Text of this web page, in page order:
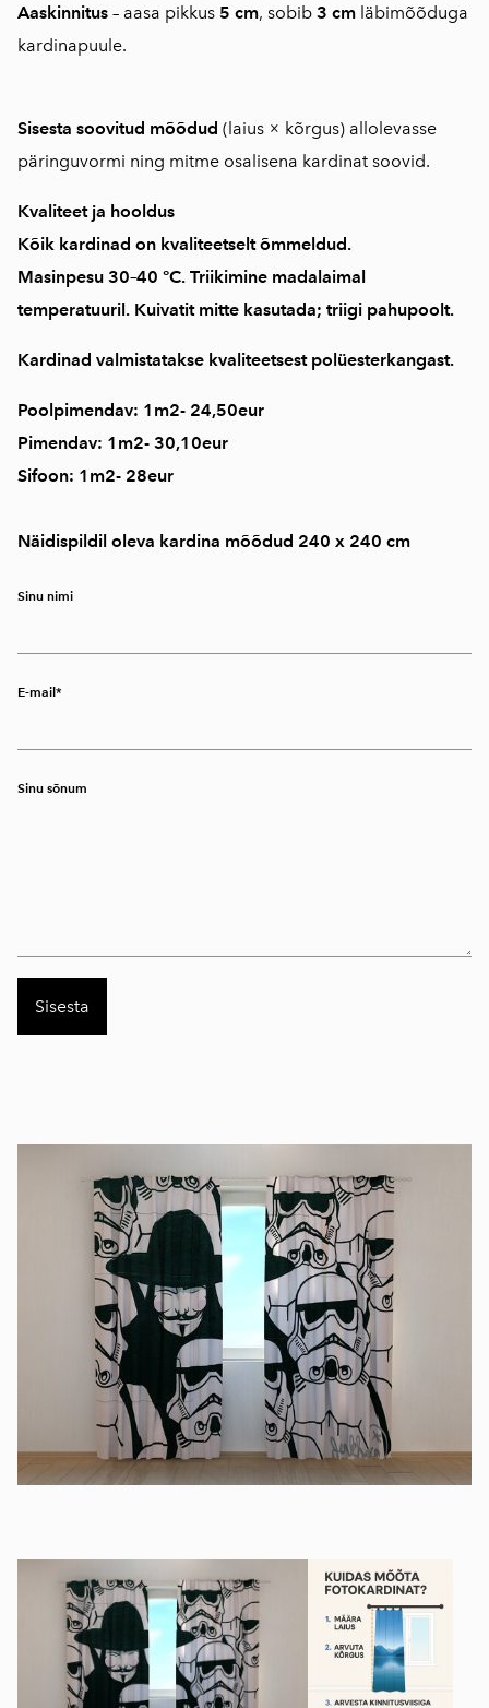
Aaskinnitus – aasa pikkus 5 cm, sobib 3 cm läbimõõduga
kardinapuule.
Sisesta soovitud mõõdud (laius × kõrgus) allolevasse
päringuvormi ning mitme osalisena kardinat soovid.
Kvaliteet ja hooldus
Kõik kardinad on kvaliteetselt õmmeldud.
Masinpesu 30–40 °C. Triikimine madalaimal
temperatuuril. Kuivatit mitte kasutada; triigi pahupoolt.
Kardinad valmistatakse kvaliteetsest polüesterkangast.
Poolpimendav: 1m2- 24,50eur
Pimendav: 1m2- 30,10eur
Sifoon: 1m2- 28eur
Näidispildil oleva kardina mõõdud 240 x 240 cm
Sinu nimi
E-mail
Sinu sõnum